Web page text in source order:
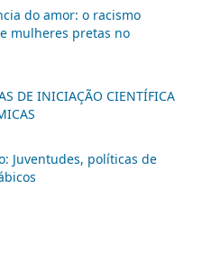
do amor: o racismo
mulheres pretas no
DE INICIAÇÃO CIENTÍFICA
Juventudes, políticas de